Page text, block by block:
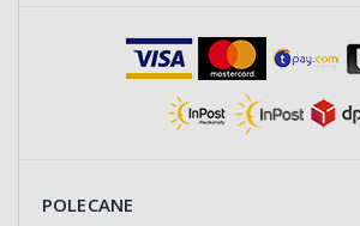
POLECANE